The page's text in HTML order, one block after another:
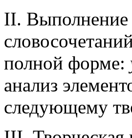
II. Выполнение
полной форме:
анализ
следующему